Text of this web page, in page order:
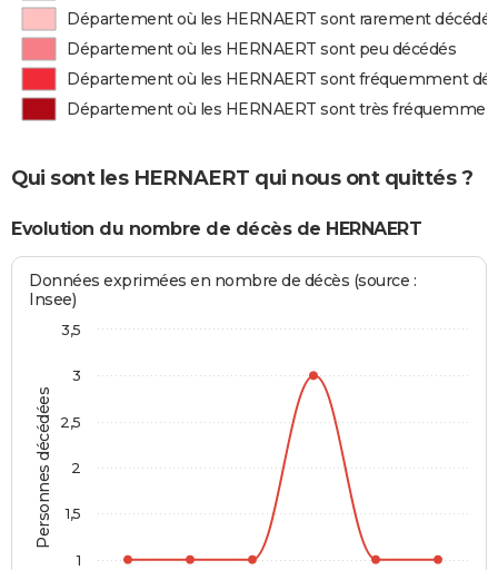
Département où les HERNAERT sont rarement décédés
Département où les HERNAERT sont peu décédés
Département où les HERNAERT sont fréquemment
Département où les HERNAERT sont très
Qui sont les HERNAERT qui nous ont quittés ?
Evolution du nombre de décès de HERNAERT
Personnes décédées
Données exprimées en nombre de décès (source :
Insee)
1
1,5
2
2,5
3
3,5